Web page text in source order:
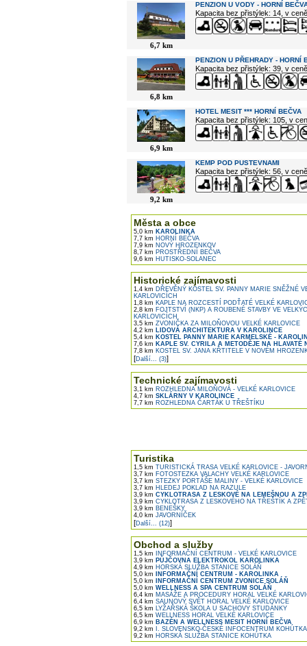
6,7 km
PENZION U VODY - HORNÍ
Kapacita bez přistýlek: 14, v
6,8 km
PENZION U PŘEHRADY - HORNÍ
Kapacita bez přistýlek: 39, v
6,9 km
HOTEL MESIT *** HORNÍ BEČVA
Kapacita bez přistýlek: 105, v
9,2 km
KEMP POD PUSTEVNAMI
Kapacita bez přistýlek: 56, v
Města a obce
5,0 km KAROLINKA
7,7 km HORNÍ BEČVA
7,9 km NOVÝ HROZENKOV
8,7 km PROSTŘEDNÍ BEČVA
9,6 km HUTISKO-SOLANEC
Historické zajímavosti
1,4 km DŘEVĚNÝ KOSTEL SV. PANNY MARIE SNĚŽNÉ
KARLOVICÍCH
1,8 km KAPLE NA ROZCESTÍ PODŤATÉ VELKÉ
2,8 km FOJTSTVÍ (NKP) A ROUBENÉ STAVBY VE
KARLOVICÍCH
3,5 km ZVONIČKA ZA MILOŇOVOU VELKÉ KARLOVICE
4,2 km LIDOVÁ ARCHITEKTURA V KAROLINCE
5,4 km KOSTEL PANNY MARIE KARMELSKÉ -
7,6 km KAPLE SV. CYRILA A METODĚJE NA HLAVATÉ
7,8 km KOSTEL SV. JANA KŘTITELE V NOVÉM
[Další... (3)]
Technické zajímavosti
3,1 km ROZHLEDNA MILOŇOVÁ - VELKÉ KARLOVICE
4,7 km SKLÁRNY V KAROLINCE
7,7 km ROZHLEDNA ČARTÁK U TŘEŠTÍKU
Turistika
1,5 km TURISTICKÁ TRASA VELKÉ KARLOVICE -
3,7 km FOTOSTEZKA VALACHY VELKÉ KARLOVICE
3,7 km STEZKY PORTÁŠE MALINY - VELKÉ KARLOVICE
3,7 km HLEDEJ POKLAD NA RAZULE
3,9 km CYKLOTRASA Z LESKOVÉ NA LEMEŠNOU A
3,9 km CYKLOTRASA Z LESKOVÉHO NA TŘEŠTÍK A
3,9 km BENEŠKY
4,0 km JAVORNÍČEK
[Další... (12)]
Obchod a služby
1,5 km INFORMAČNÍ CENTRUM - VELKÉ KARLOVICE
3,9 km PŮJČOVNA ELEKTROKOL KAROLINKA
4,9 km HORSKÁ SLUŽBA STANICE SOLÁŇ
5,0 km
INFORMAČNÍ CENTRUM - KAROLINKA
5,0 km
INFORMAČNÍ CENTRUM ZVONICE SOLÁŇ
5,0 km WELLNESS A SPA CENTRUM SOLÁŇ
6,4 km MASÁŽE A PROCEDURY HORAL VELKÉ
6,4 km SAUNOVÝ SVĚT HORAL VELKÉ KARLOVICE
6,5 km LYŽAŘSKÁ ŠKOLA U SACHOVY STUDÁNKY
6,5 km WELLNESS HORAL VELKÉ KARLOVICE
6,9 km BAZÉN A WELLNESS MESIT HORNÍ BEČVA
9,2 km I. SLOVENSKO-ČESKÉ INFOCENTRUM KOHÚTKA
9,2 km HORSKÁ SLUŽBA STANICE KOHÚTKA